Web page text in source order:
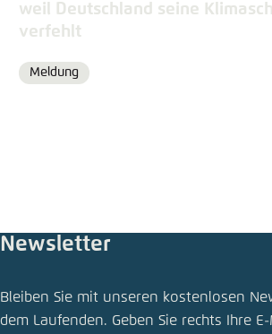
weil Deutschland seine
verfehlt
Format
Meldung
Newsletter
Bleiben Sie mit unseren kostenlosen
dem Laufenden. Geben Sie rechts Ihre